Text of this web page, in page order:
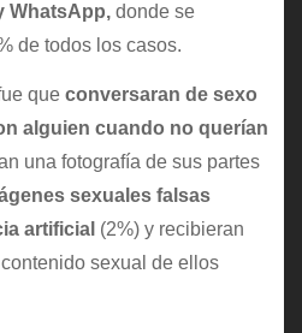
WhatsApp,donde se
de todos los casos.
que conversaran de sexo
alguien cuando no querían
una fotografía de sus partes
sexuales falsas
artificial (2%) y recibieran
sexual de ellos